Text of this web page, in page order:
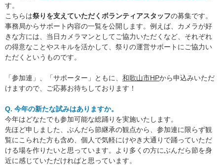
す。
こちらは祭りを支えていただくボランティアスタッフの募集です。
事務局からサポート内容の一覧を公開します。例えば、カメラが好
きな方には、当日カメラマンとしてご協力いただくなど、それぞれ
の得意なことやスキルを活かして、祭りの運営サポートにご協力い
ただくというものです。
「参加連」、「サポーター」ともに、 和歌山市HPから申込みいただ
けますので、ご応募お待ちしております！
Q. 今年の新たな試みはありますか。
今年はどなたでも参加可能な総踊りを実施いたします。
先ほど申しました、ぶんだら節継承の観点から、参加連に限らず観
覧にこられた方も含め、個人で気軽にけやき大通りで踊っていただ
ける場を作りたいと思っています。より多くの方にぶんだら節を身
近に感じていただければと思っています。